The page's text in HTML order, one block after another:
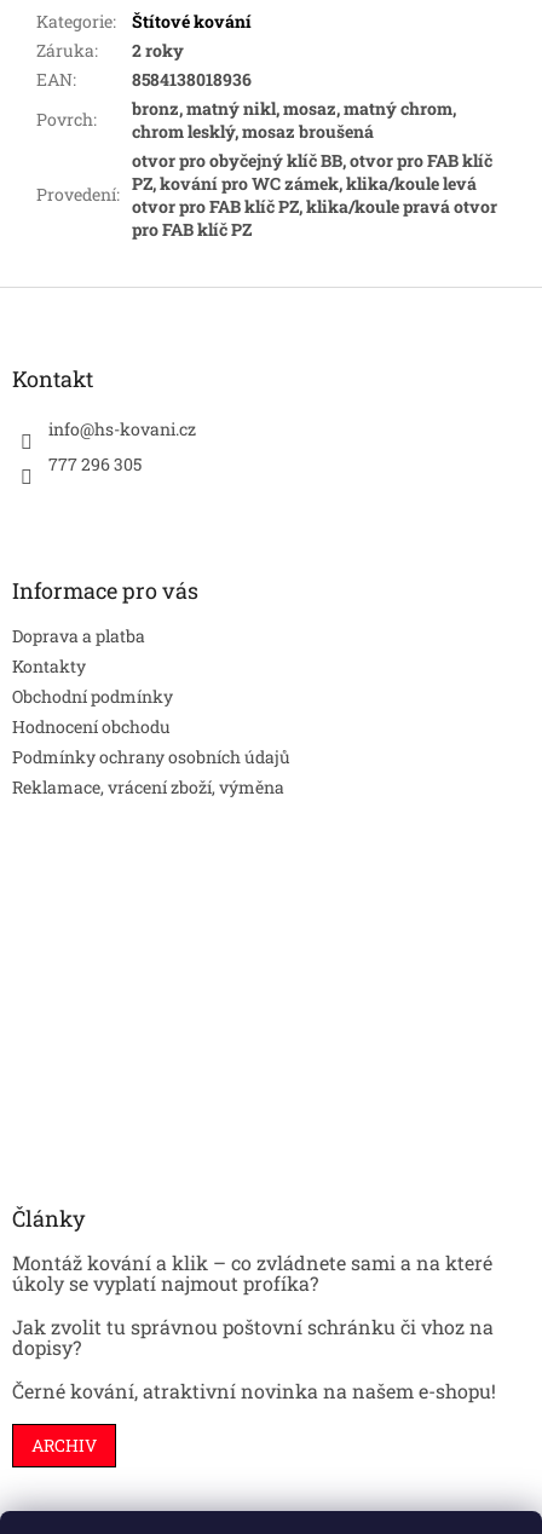
Kategorie:
Štítové kování
Záruka:
2 roky
EAN:
8584138018936
Povrch:
bronz, matný nikl, mosaz, matný chrom,
chrom lesklý, mosaz broušená
Provedení:
otvor pro obyčejný klíč BB, otvor pro FAB klíč
PZ, kování pro WC zámek, klika/koule levá
otvor pro FAB klíč PZ, klika/koule pravá otvor
pro FAB klíč PZ
Z
Kontakt
info@hs-kovani.cz
777 296 305
Informace pro vás
Doprava a platba
Kontakty
Obchodní podmínky
Hodnocení obchodu
Podmínky ochrany osobních údajů
Reklamace, vrácení zboží, výměna
Články
Montáž kování a klik – co zvládnete sami a na které
úkoly se vyplatí najmout profíka?
Jak zvolit tu správnou poštovní schránku či vhoz na
dopisy?
Černé kování, atraktivní novinka na našem e-shopu!
ARCHIV